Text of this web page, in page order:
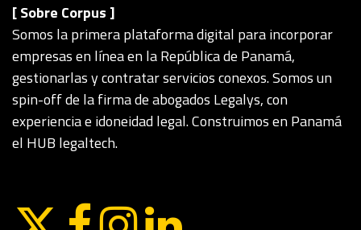
[ Sobre Corpus ]
Somos la primera plataforma digital para incorporar
empresas en línea en la República de Panamá,
gestionarlas y contratar servicios conexos. Somos un
spin-off de la firma de abogados Legalys, con
experiencia e idoneidad legal. Construimos en Panamá
el HUB legaltech.